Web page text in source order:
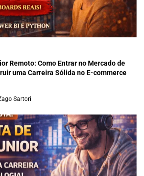
Remoto: Como Entrar no Mercado de
uma Carreira Sólida no E-commerce
Sartori